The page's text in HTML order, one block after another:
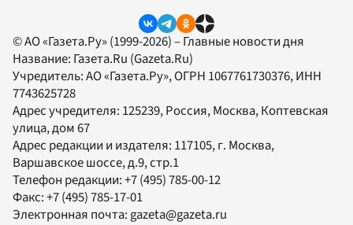
© АО «Газета.Ру» (1999-2026) – Главные новости дня
Название: Газета.Ru (Gazeta.Ru)
Учредитель:АО «Газета.Ру», ОГРН 1067761730376, ИНН
7743625728
Адрес учредителя: 125239, Россия, Москва, Коптевская
улица, дом 67
Адрес редакции и издателя: 117105, г. Москва,
Варшавское шоссе, д.9, стр.1
Телефон редакции:+7 (495) 785-00-12
Факс:+7 (495) 785-17-01
Электронная почта: gazeta@gazeta.ru